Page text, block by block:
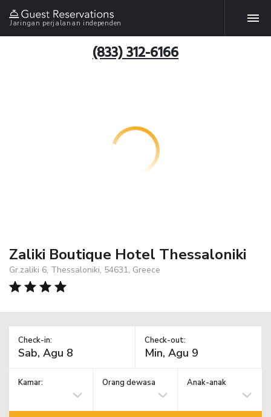
Jaringan perjalanan independen
(833) 312-6166
Zaliki Boutique Hotel Thessaloniki
Gr.zaliki 6, Thessaloniki, 54631, Greece
Check-in: Check-out:
Kamar: Orang dewasa Anak-anak